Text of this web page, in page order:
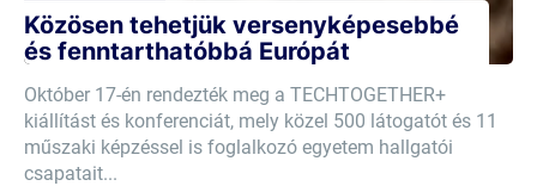
Közösen tehetjük versenyképesebbé
és fenntarthatóbbá Európát
Október 17-én rendezték meg a TECHTOGETHER+
kiállítást és konferenciát, mely közel 500 látogatót és 11
műszaki képzéssel is foglalkozó egyetem hallgatói
csapatait...